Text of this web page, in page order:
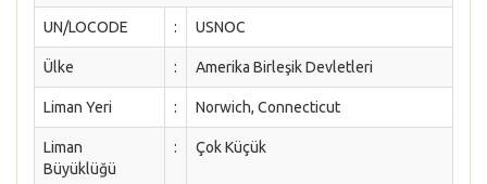
UN/LOCODE : USNOC
Ülke : Amerika Birleşik Devletleri
Liman Yeri : Norwich, Connecticut
Liman
Büyüklüğü
: Çok Küçük